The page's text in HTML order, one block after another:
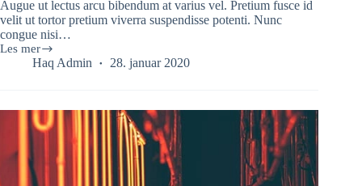
Augue ut lectus arcu bibendum at varius vel. Pretium fusce id
velit ut tortor pretium viverra suspendisse potenti. Nunc
congue nisi…
Les mer
Consequat
Mauris
Nisivitae
Consectetur
Haq Admin 28. januar 2020